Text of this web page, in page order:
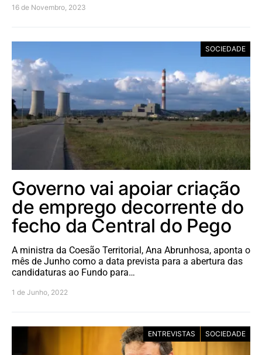
16 de Novembro, 2023
SOCIEDADE
Governo vai apoiar criação
de emprego decorrente do
fecho da Central do Pego
A ministra da Coesão Territorial, Ana Abrunhosa, aponta o
mês de Junho como a data prevista para a abertura das
candidaturas ao Fundo para…
1 de Junho, 2022
ENTREVISTAS SOCIEDADE